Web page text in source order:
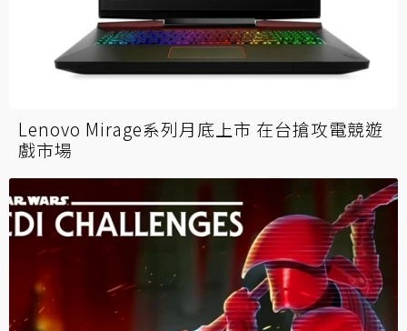
Lenovo Mirage系列月底上市 在台搶攻電競遊
戲市場